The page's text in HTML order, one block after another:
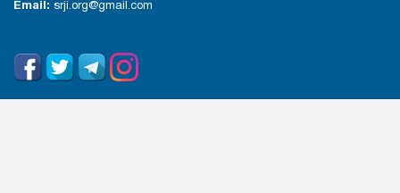
Email: srji.org@gmail.com